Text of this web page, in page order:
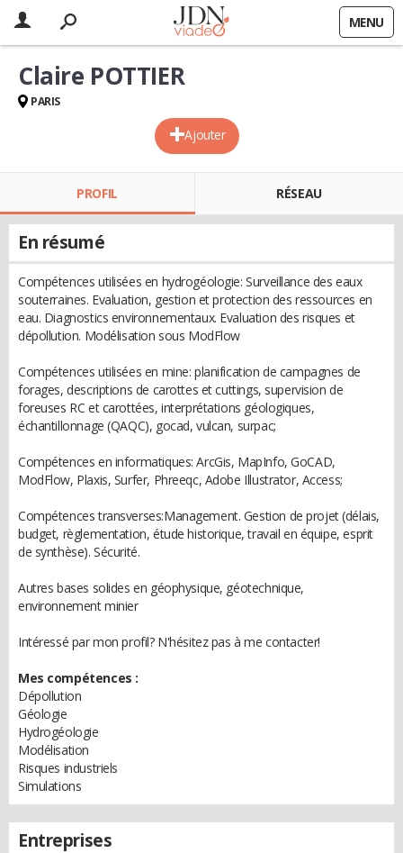
MENU
Ajouter
Claire POTTIER
PARIS
PROFIL RÉSEAU
En résumé
Compétences utilisées en hydrogéologie: Surveillance des eaux
souterraines. Evaluation, gestion et protection des ressources en
eau. Diagnostics environnementaux. Evaluation des risques et
dépollution. Modélisation sous ModFlow
Compétences utilisées en mine: planification de campagnes de
forages, descriptions de carottes et cuttings, supervision de
foreuses RC et carottées, interprétations géologiques,
échantillonnage (QAQC), gocad, vulcan, surpac;
Compétences en informatiques: ArcGis, MapInfo, GoCAD,
ModFlow, Plaxis, Surfer, Phreeqc, Adobe Illustrator, Access;
Compétences transverses:Management. Gestion de projet (délais,
budget, règlementation, étude historique, travail en équipe, esprit
de synthèse). Sécurité.
Autres bases solides en géophysique, géotechnique,
environnement minier
Intéressé par mon profil? N'hésitez pas à me contacter!
Mes compétences :
Dépollution
Géologie
Hydrogéologie
Modélisation
Risques industriels
Simulations
Entreprises